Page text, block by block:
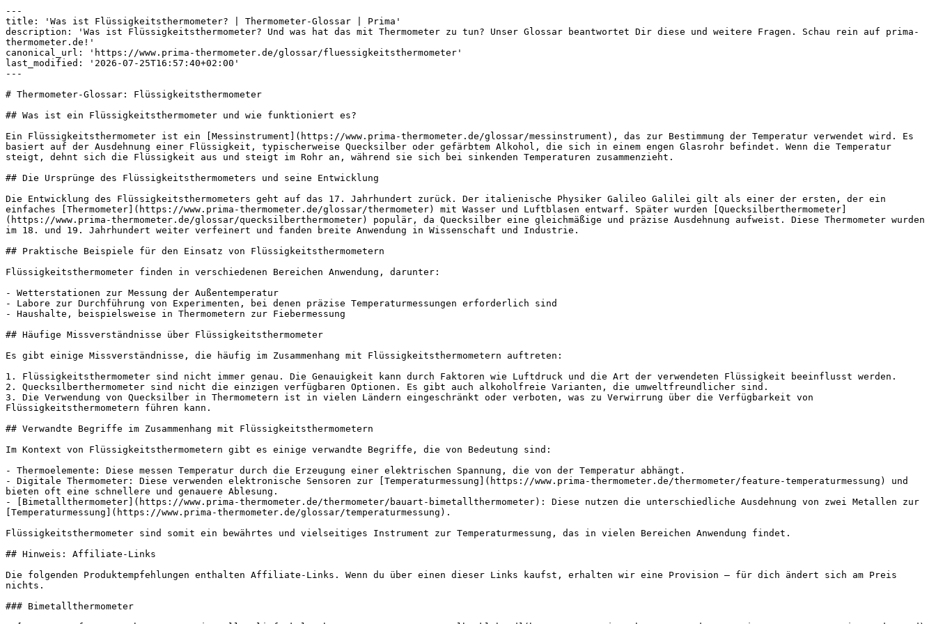
---
title: 'Was ist Flüssigkeitsthermometer? | Thermometer-Glossar | Prima'
description: 'Was ist Flüssigkeitsthermometer? Und was hat das mit Thermometer zu tun? Unser Glossar beantwortet Dir diese und weitere Fragen. Schau rein auf prima-
thermometer.de!'
canonical_url: 'https://www.prima-thermometer.de/glossar/fluessigkeitsthermometer'
last_modified: '2026-07-25T16:57:40+02:00'
---
# Thermometer-Glossar: Flüssigkeitsthermometer
## Was ist ein Flüssigkeitsthermometer und wie funktioniert es?
Ein Flüssigkeitsthermometer ist ein [Messinstrument](https://www.prima-thermometer.de/glossar/messinstrument), das zur Bestimmung der Temperatur verwendet wird. Es
basiert auf der Ausdehnung einer Flüssigkeit, typischerweise Quecksilber oder gefärbtem Alkohol, die sich in einem engen Glasrohr befindet. Wenn die Temperatur
steigt, dehnt sich die Flüssigkeit aus und steigt im Rohr an, während sie sich bei sinkenden Temperaturen zusammenzieht.
## Die Ursprünge des Flüssigkeitsthermometers und seine Entwicklung
Die Entwicklung des Flüssigkeitsthermometers geht auf das 17. Jahrhundert zurück. Der italienische Physiker Galileo Galilei gilt als einer der ersten, der ein
einfaches [Thermometer](https://www.prima-thermometer.de/glossar/thermometer) mit Wasser und Luftblasen entwarf. Später wurden [Quecksilberthermometer]
(https://www.prima-thermometer.de/glossar/quecksilberthermometer) populär, da Quecksilber eine gleichmäßige und präzise Ausdehnung aufweist. Diese Thermometer wurden
im 18. und 19. Jahrhundert weiter verfeinert und fanden breite Anwendung in Wissenschaft und Industrie.
## Praktische Beispiele für den Einsatz von Flüssigkeitsthermometern
Flüssigkeitsthermometer finden in verschiedenen Bereichen Anwendung, darunter:
- Wetterstationen zur Messung der Außentemperatur
- Labore zur Durchführung von Experimenten, bei denen präzise Temperaturmessungen erforderlich sind
- Haushalte, beispielsweise in Thermometern zur Fiebermessung
## Häufige Missverständnisse über Flüssigkeitsthermometer
Es gibt einige Missverständnisse, die häufig im Zusammenhang mit Flüssigkeitsthermometern auftreten:
1. Flüssigkeitsthermometer sind nicht immer genau. Die Genauigkeit kann durch Faktoren wie Luftdruck und die Art der verwendeten Flüssigkeit beeinflusst werden.
2. Quecksilberthermometer sind nicht die einzigen verfügbaren Optionen. Es gibt auch alkoholfreie Varianten, die umweltfreundlicher sind.
3. Die Verwendung von Quecksilber in Thermometern ist in vielen Ländern eingeschränkt oder verboten, was zu Verwirrung über die Verfügbarkeit von
Flüssigkeitsthermometern führen kann.
## Verwandte Begriffe im Zusammenhang mit Flüssigkeitsthermometern
Im Kontext von Flüssigkeitsthermometern gibt es einige verwandte Begriffe, die von Bedeutung sind:
- Thermoelemente: Diese messen Temperatur durch die Erzeugung einer elektrischen Spannung, die von der Temperatur abhängt.
- Digitale Thermometer: Diese verwenden elektronische Sensoren zur [Temperaturmessung](https://www.prima-thermometer.de/thermometer/feature-temperaturmessung) und
bieten oft eine schnellere und genauere Ablesung.
- [Bimetallthermometer](https://www.prima-thermometer.de/thermometer/bauart-bimetallthermometer): Diese nutzen die unterschiedliche Ausdehnung von zwei Metallen zur
[Temperaturmessung](https://www.prima-thermometer.de/glossar/temperaturmessung).
Flüssigkeitsthermometer sind somit ein bewährtes und vielseitiges Instrument zur Temperaturmessung, das in vielen Bereichen Anwendung findet.
## Hinweis: Affiliate-Links
Die folgenden Produktempfehlungen enthalten Affiliate-Links. Wenn du über einen dieser Links kaufst, erhalten wir eine Provision — für dich ändert sich am Preis
nichts.
### Bimetallthermometer